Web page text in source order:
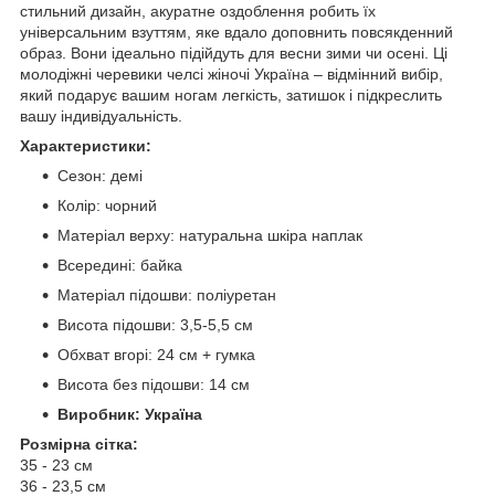
стильний дизайн, акуратне оздоблення робить їх
універсальним взуттям, яке вдало доповнить повсякденний
образ. Вони ідеально підійдуть для весни зими чи осені. Ці
молодіжні черевики челсі жіночі Україна – відмінний вибір,
який подарує вашим ногам легкість, затишок і підкреслить
вашу індивідуальність.
Характеристики:
Сезон: демі
Колір: чорний
Матеріал верху: натуральна шкіра наплак
Всередині: байка
Матеріал підошви: поліуретан
Висота підошви: 3,5-5,5 см
Обхват вгорі: 24 см + гумка
Висота без підошви: 14 см
Виробник: Україна
Розмірна сітка:
35 - 23 см
36 - 23,5 см